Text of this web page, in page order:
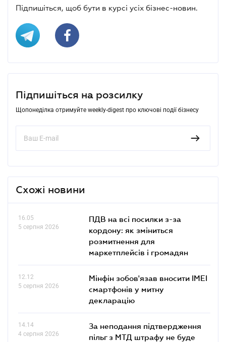
Підпишіться, щоб бути в курсі усіх бізнес-новин.
Підпишіться на розсилку
Щопонеділка отримуйте weekly-digest про ключові події бізнесу
Схожі новини
16.05
5 серпня 2026
ПДВ на всі посилки з-за
кордону: як зміниться
розмитнення для
маркетплейсів і громадян
12.12
5 серпня 2026
Мінфін зобов'язав вносити IMEI
смартфонів у митну
декларацію
14.14
4 серпня 2026
За неподання підтвердження
пільг з МТД штрафу не буде